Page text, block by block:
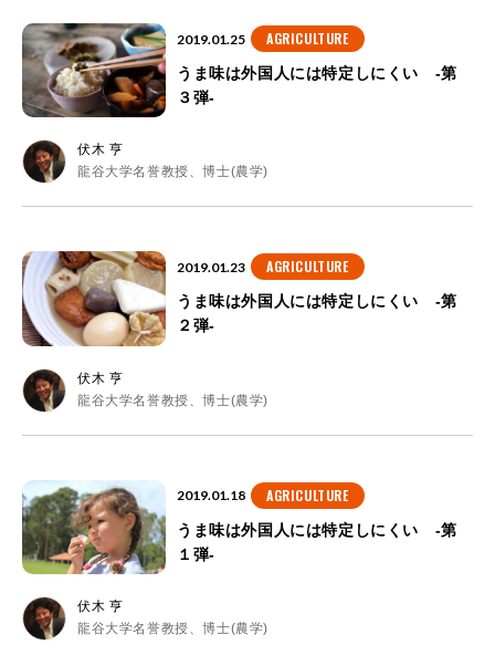
2019.01.25 AGRICULTURE
うま味は外国人には特定しにくい -第
３弾-
伏木 亨
龍谷大学名誉教授、博士(農学)
2019.01.23 AGRICULTURE
うま味は外国人には特定しにくい -第
２弾-
伏木 亨
龍谷大学名誉教授、博士(農学)
2019.01.18 AGRICULTURE
うま味は外国人には特定しにくい -第
１弾-
伏木 亨
龍谷大学名誉教授、博士(農学)